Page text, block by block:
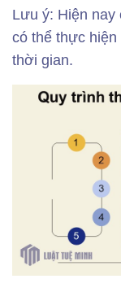
Lưu ý: Hiện nay
có thể thực
thời gian.